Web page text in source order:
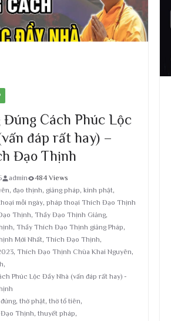
Đúng Cách Phúc Lộc
đáp rất hay) –
Đạo Thịnh
admin
484 Views
, đạo thịnh, giảng pháp, kinh phật,
mỗi ngày, pháp thoại Thích Đạo Thịnh
Thịnh, Thầy Đạo Thịnh Giảng,
, Thầy Thích Đạo Thịnh giảng Pháp,
Mới Nhất, Thích Đạo Thịnh,
, Thích Đạo Thịnh Chùa Khai Nguyên,
,
Phúc Lộc Đầy Nhà (vấn đáp rất hay) -
, thờ phật, thờ tổ tiên,
Thịnh, thuyết pháp,